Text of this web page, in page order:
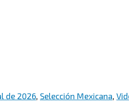
de 2026 Selección Mexicana